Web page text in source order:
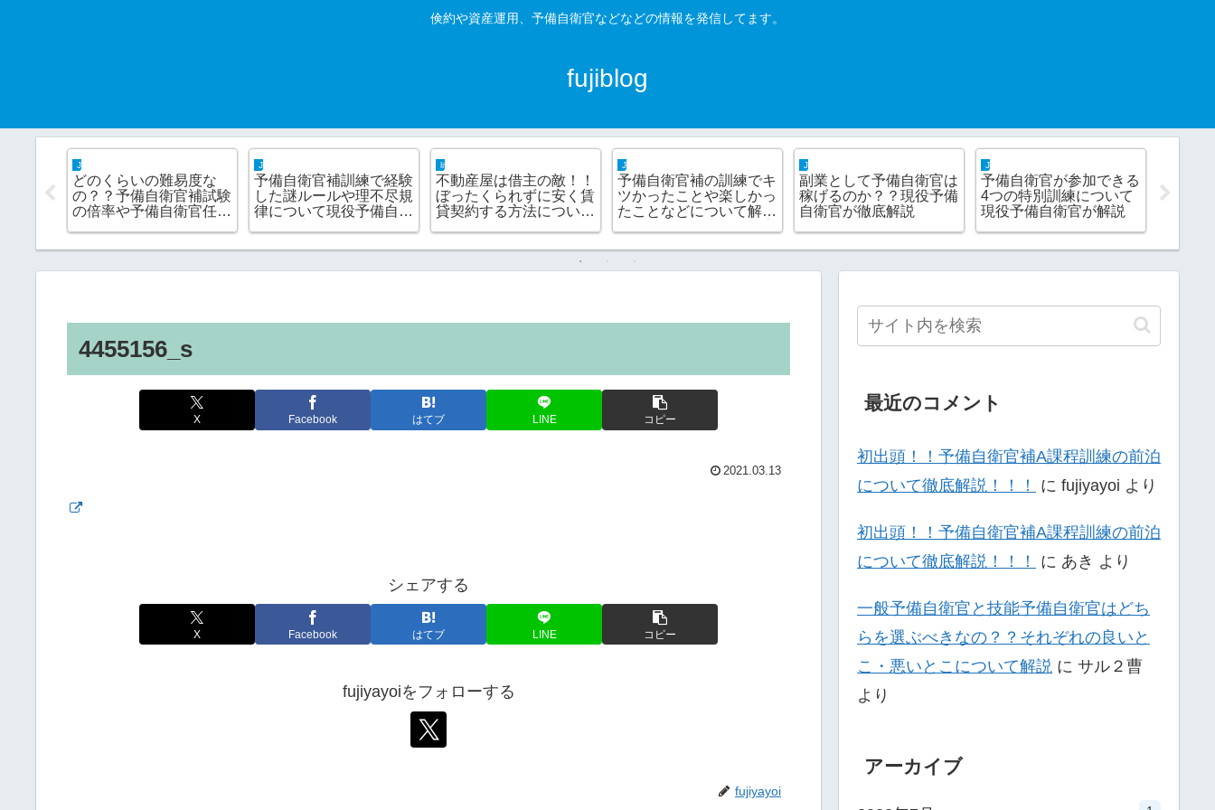
倹約や資産運用、予備自衛官などなどの情報を発信してます。
fujiblog
衛官が参加できる
特別訓練について
備自衛官が解説
一般予備自衛官と技能予
備自衛官はどちらを選ぶ
べきなの？？それぞれの
良いとこ・悪いとこにつ
これさえあれば大丈
夫！！予備自衛官補訓練
を快適に送るための持ち
物について解説『マスト
会社での電話対応は無駄
だらけ！！取次ぎロスに
よる生産性低下の改善こ
そが働き方改革なので
覚えるのが大変！！予備
自衛官補訓練での4つの
役職や号令について解説
家系ラーメン『魂心家』
の魅力について熱く語り
ます！！
断言します。同窓会に
く価値は1ミリもあり
せん！！
4455156_s
X Facebook はてブ LINE コピー
2021.03.13
シェアする
X Facebook はてブ LINE コピー
fujiyayoiをフォローする
fujiyayoi
最近のコメント
初出頭！！予備自衛官補A課程訓練の前泊
について徹底解説！！！
に fujiyayoi より
初出頭！！予備自衛官補A課程訓練の前泊
について徹底解説！！！
に あき より
一般予備自衛官と技能予備自衛官はどち
らを選ぶべきなの？？それぞれの良いと
こ・悪いとこについて解説 に サル２曹
より
アーカイブ